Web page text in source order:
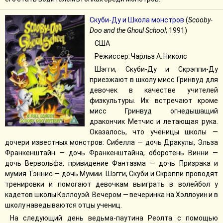
Скуби-Ду и Школа монстров (Scooby-
Doo and the Ghoul School; 1991)
США
Режиссер: Чарльз А. Николс
Шэгги, Скуби-Ду и Скрэппи-Ду
приезжают в школу мисс Гринвуд для
девочек в качестве учителей
физкультуры. Их встречают кроме
мисс Гринвуд огнедышащий
дракончик Метчис и летающая рука.
Оказалось, что ученицы школы —
дочери известных монстров: Сибелла — дочь Дракулы, Эльза
Франкенштайн — дочь Франкенштайна, оборотень Винни —
дочь Вервольфа, привидение Фантазма — дочь Призрака и
мумия Тэннис — дочь Мумии. Шэгги, Скуби и Скрэппи проводят
тренировки и помогают девочкам выиграть в волейбол у
кадетов школы Кэллоуэй. Вечером — вечеринка на Хэллоуин и в
школу наведываются отцы учениц.
На следующий день ведьма-паутина Реолта с помощью